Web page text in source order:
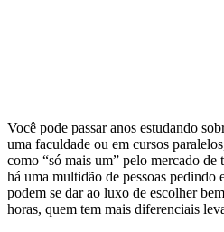
Você pode passar anos estudando
uma faculdade ou em cursos
como “só mais um” pelo mercado de
há uma multidão de pessoas pedindo
podem se dar ao luxo de escolher
horas, quem tem mais diferenciais